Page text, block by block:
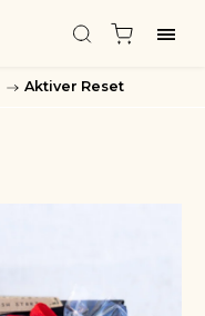
/ Aktiver Reset